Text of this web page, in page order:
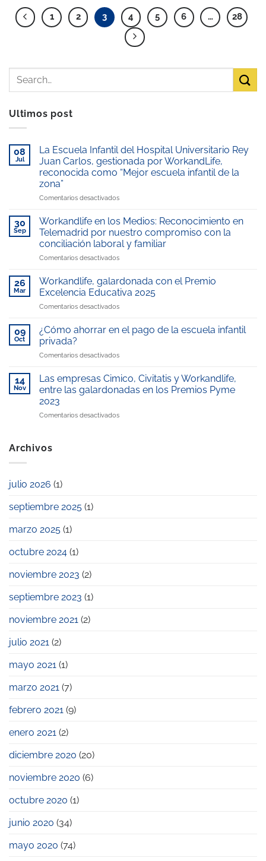
1 2 3 4 5 6 … 28
Ultimos post
08
Jul
La Escuela Infantil del Hospital Universitario Rey
Juan Carlos, gestionada por WorkandLife,
reconocida como “Mejor escuela infantil de la
zona”
Comentarios desactivadosen
Escuela
Infantil
del
Hospital
Universitario
Juan
Carlos,
gestionada
por
reconocida
escuela
de
la
30
Sep
Workandlife en los Medios: Reconocimiento en
Telemadrid por nuestro compromiso con la
conciliación laboral y familiar
Comentarios desactivadosen
en
los
Medios:
Reconocimiento
Telemadrid
compromiso
la
conciliación
familiar
26
Mar
Workandlife, galardonada con el Premio
Excelencia Educativa 2025
Comentarios desactivadosen
galardonada
Premio
Educativa
2025
09
Oct
¿Cómo ahorrar en el pago de la escuela infantil
privada?
Comentarios desactivadosen
ahorrar
el
de
14
Nov
Las empresas Cimico, Civitatis y Workandlife,
entre las galardonadas en los Premios Pyme
2023
Comentarios desactivadosen
Archivos
julio 2026 (1)
septiembre 2025 (1)
marzo 2025 (1)
octubre 2024 (1)
noviembre 2023 (2)
septiembre 2023 (1)
noviembre 2021 (2)
julio 2021 (2)
mayo 2021 (1)
marzo 2021 (7)
febrero 2021 (9)
enero 2021 (2)
diciembre 2020 (20)
noviembre 2020 (6)
octubre 2020 (1)
junio 2020 (34)
mayo 2020 (74)